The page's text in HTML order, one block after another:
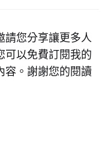
請您分享讓更多人
可以免費訂閱我的
容。謝謝您的閱讀